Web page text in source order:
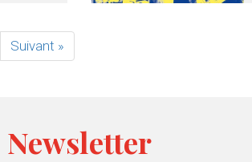
Suivant »
Newsletter